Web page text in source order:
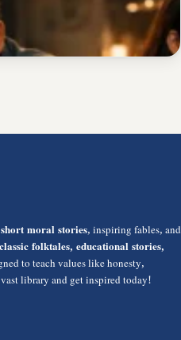
short moral stories, inspiring fables, and
classic folktales, educational stories,
to teach values like honesty,
library and get inspired today!